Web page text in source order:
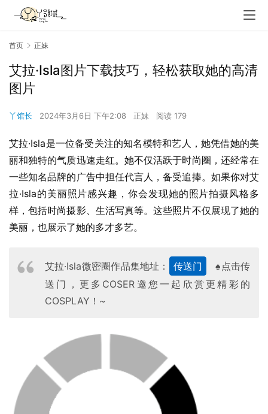
首页 正妹
艾拉·Isla图片下载技巧，轻松获取她的高清
图片
丫馆长 2024年3月6日 下午2:08 正妹 阅读 179
艾拉·Isla是一位备受关注的知名模特和艺人，她凭借她的美
丽和独特的气质迅速走红。她不仅活跃于时尚圈，还经常在
一些知名品牌的广告中担任代言人，备受追捧。如果你对艾
拉·Isla的美丽照片感兴趣，你会发现她的照片拍摄风格多
样，包括时尚摄影、生活写真等。这些照片不仅展现了她的
美丽，也展示了她的多才多艺。
艾拉·Isla微密圈作品集地址： 传送门
♠点击传
送门，更多COSER邀您一起欣赏更精彩的
COSPLAY！~